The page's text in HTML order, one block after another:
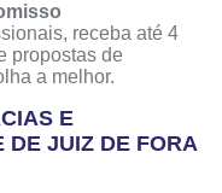
receba até 4
propostas de
a melhor.
E
DE JUIZ DE FORA